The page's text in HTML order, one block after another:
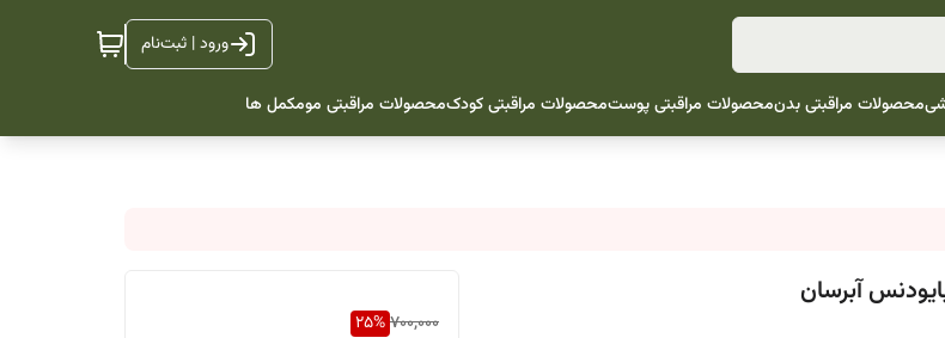
ورود | ثبت‌نام
محصولات مراقبتی بدنمحصولات مراقبتی پوستمحصولات مراقبتی کودکمحصولات مراقبتی مومکمل ها
آبرسان
700,000
25%